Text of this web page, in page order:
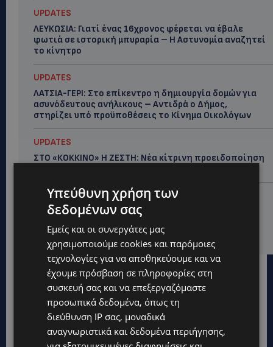
UPDATES
ΛΕΥΚΩΣΙΑ: Γιατί ένας 16χρονος φέρεται να έβαλε
φωτιά σε ιστορική μπυραρία – Η Αστυνομία αναζητεί
το κίνητρο
UPDATES
ΛΑΤΣΙΑ-ΓΕΡΙ: Στο επίκεντρο η δημιουργία δομών για
ασυνόδευτους ανήλικους – Αντιδρά ο Δήμος,
στηρίζει υπό προϋποθέσεις το Κίνημα Οικολόγων
UPDATES
ΣΤΟ «ΚΟΚΚΙΝΟ» Η ΖΕΣΤΗ: Νέα κίτρινη προειδοποίηση
UPDATES
ΛΕΜΕΣΟΣ: Μάχη για τη ζωή του δίνει 18χρονος –
Βρέθηκε βαριά τραυματισμένος δίπλα από το
ηλεκτρικό του ποδήλατο
Υπεύθυνη χρήση των
δεδομένων σας
Εμείς και οι συνεργάτες μας
χρησιμοποιούμε cookies και παρόμοιες
τεχνολογίες για να αποθηκεύουμε και να
έχουμε πρόσβαση σε πληροφορίες στη
συσκευή σας και να επεξεργαζόμαστε
προσωπικά δεδομένα, όπως τη
διεύθυνση IP σας, μοναδικά
αναγνωριστικά και δεδομένα περιήγησης,